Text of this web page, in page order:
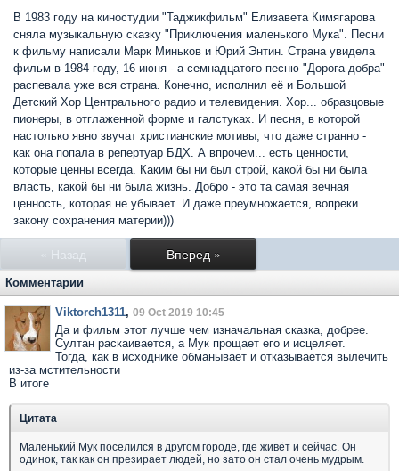
В 1983 году на киностудии "Таджикфильм" Елизавета Кимягарова
сняла музыкальную сказку "Приключения маленького Мука". Песни
к фильму написали Марк Миньков и Юрий Энтин. Страна увидела
фильм в 1984 году, 16 июня - а семнадцатого песню "Дорога добра"
распевала уже вся страна. Конечно, исполнил её и Большой
Детский Хор Центрального радио и телевидения. Хор... образцовые
пионеры, в отглаженной форме и галстуках. И песня, в которой
настолько явно звучат христианские мотивы, что даже странно -
как она попала в репертуар БДХ. А впрочем... есть ценности,
которые ценны всегда. Каким бы ни был строй, какой бы ни была
власть, какой бы ни была жизнь. Добро - это та самая вечная
ценность, которая не убывает. И даже преумножается, вопреки
закону сохранения материи)))
« Назад Вперед »
Комментарии
Viktorch1311, 09 Oct 2019 10:45
Да и фильм этот лучше чем изначальная сказка, добрее.
Султан раскаивается, а Мук прощает его и исцеляет.
Тогда, как в исходнике обманывает и отказывается вылечить
из-за мстительности
В итоге
Цитата
Маленький Мук поселился в другом городе, где живёт и сейчас. Он
одинок, так как он презирает людей, но зато он стал очень мудрым.